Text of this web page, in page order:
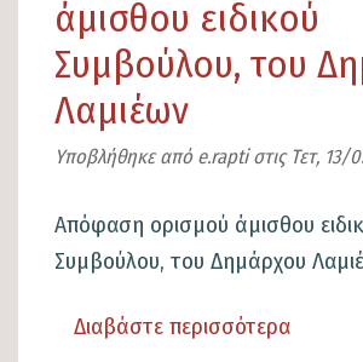
άμισθου ειδικού
Συμβούλου, του
Λαμιέων
Υποβλήθηκε από e.raptiστις Τετ, 13/
Απόφαση ορισμού άμισθου
Συμβούλου, του Δημάρχου
Διαβάστε περισσότερα